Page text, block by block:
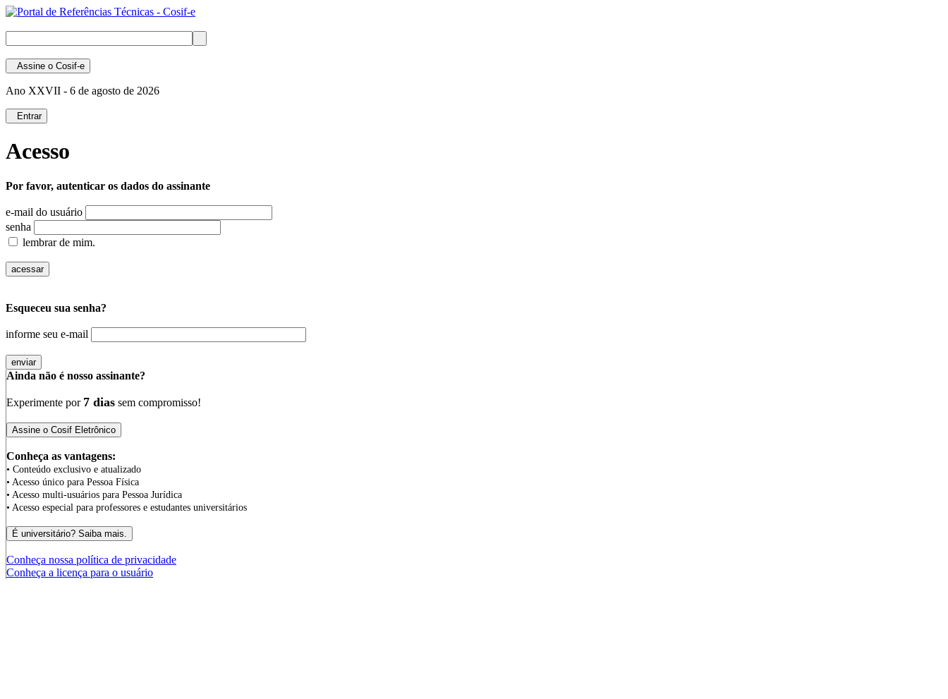
Assine o Cosif-e
Ano XXVII - 6 de agosto de 2026
Entrar
Acesso
Por favor, autenticar os dados do assinante
e-mail do usuário
senha
lembrar de mim.
Esqueceu sua senha?
informe seu e-mail
Ainda não é nosso assinante?
Experimente por 7 dias sem compromisso!
Conheça as vantagens:
• Conteúdo exclusivo e atualizado
• Acesso único para Pessoa Física
• Acesso multi-usuários para Pessoa Jurídica
• Acesso especial para professores e estudantes universitários
Conheça nossa política de privacidade
Conheça a licença para o usuário